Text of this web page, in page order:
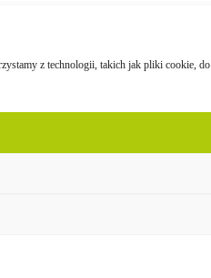
z technologii, takich jak pliki cookie,